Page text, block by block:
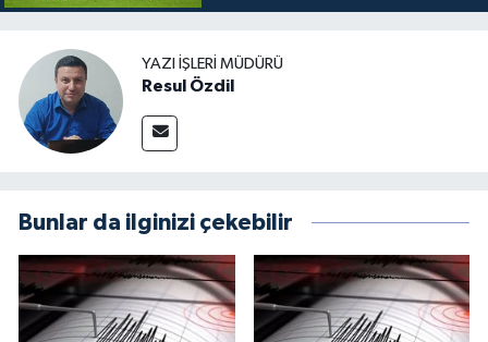
YAZI İŞLERI MÜDÜRÜ
Resul Özdil
Bunlar da ilginizi çekebilir